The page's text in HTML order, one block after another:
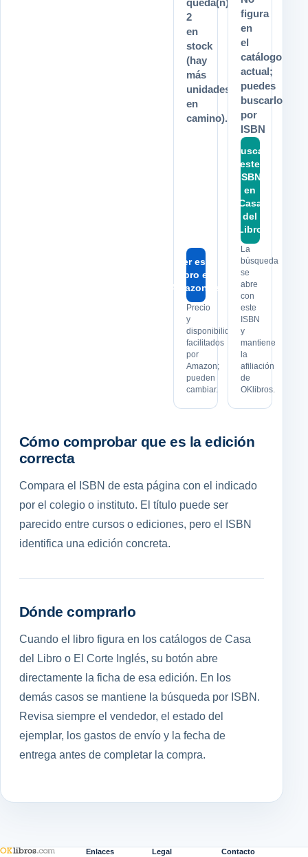
queda(n)
2
en
stock
(hay
más
unidades
en
camino).
Ver este
libro en
Amazon.es
Precio
y
disponibilidad
facilitados
por
Amazon;
pueden
cambiar.
figura
en
el
catálogo
actual;
puedes
buscarlo
por
ISBN
Buscar
este
ISBN
en
Casa
del
Libro
La
búsqueda
se
abre
con
este
ISBN
y
mantiene
la
afiliación
de
OKlibros.
Cómo comprobar que es la edición
correcta
Compara el ISBN de esta página con el indicado
por el colegio o instituto. El título puede ser
parecido entre cursos o ediciones, pero el ISBN
identifica una edición concreta.
Dónde comprarlo
Cuando el libro figura en los catálogos de Casa
del Libro o El Corte Inglés, su botón abre
directamente la ficha de esa edición. En los
demás casos se mantiene la búsqueda por ISBN.
Revisa siempre el vendedor, el estado del
ejemplar, los gastos de envío y la fecha de
entrega antes de completar la compra.
Enlaces Legal Contacto